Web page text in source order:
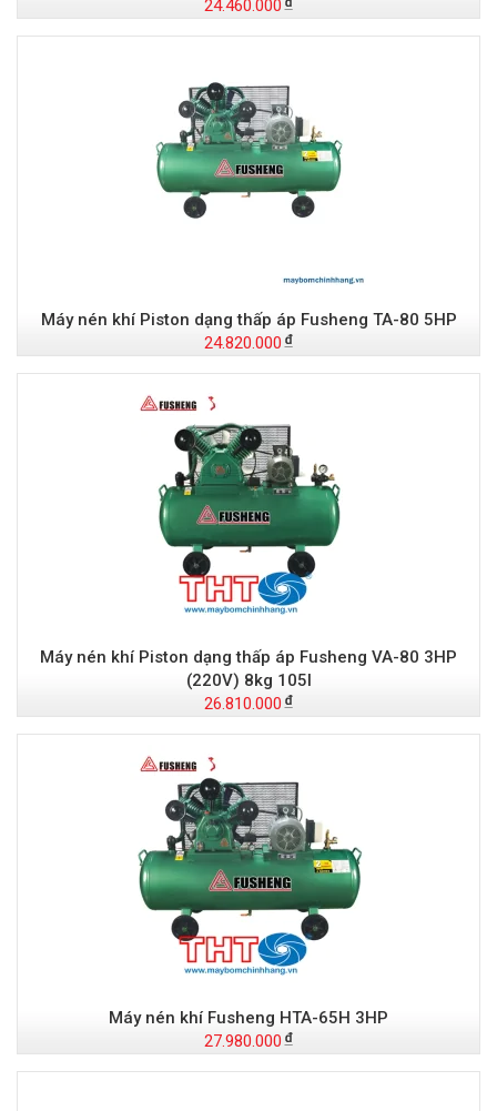
24.460.000
Máy nén khí Piston dạng thấp áp Fusheng TA-80 5HP
24.820.000
Máy nén khí Piston dạng thấp áp Fusheng VA-80 3HP
(220V) 8kg 105l
26.810.000
Máy nén khí Fusheng HTA-65H 3HP
27.980.000